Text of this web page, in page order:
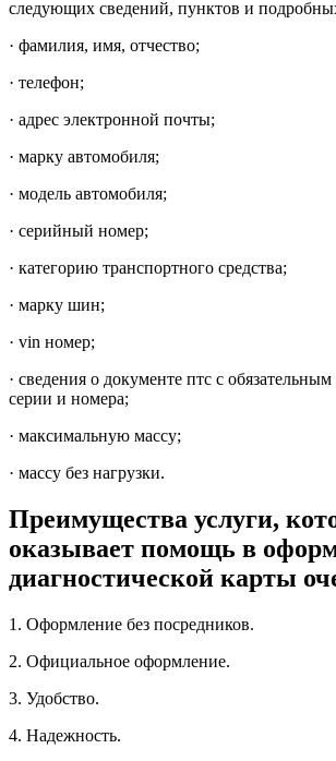
следующих сведений, пунктов и
· фамилия, имя, отчество;
· телефон;
· адрес электронной почты;
· марку автомобиля;
· модель автомобиля;
· серийный номер;
· категорию транспортного средства;
· марку шин;
· vin номер;
· сведения о документе птс с
серии и номера;
· максимальную массу;
· массу без нагрузки.
Преимущества услуги,
оказывает помощь в
диагностической карты
1. Оформление без посредников.
2. Официальное оформление.
3. Удобство.
4. Надежность.